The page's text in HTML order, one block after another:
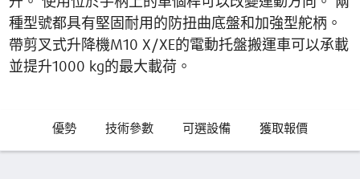
種型號都具有堅固耐用的防扭曲底盤和加強型舵柄。
帶剪叉式升降機M10 X/XE的電動托盤搬運車可以承載
並提升1000 kg的最大載荷。
優勢 技術參數 可選設備 獲取報價